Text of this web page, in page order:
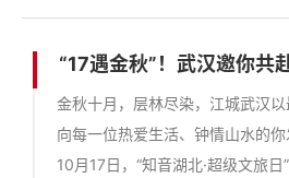
“17遇金秋”！武汉邀你共
金秋十月，层林尽染，江城武汉以
向每一位热爱生活、钟情山水的你
10月17日，“知音湖北·超级文旅日